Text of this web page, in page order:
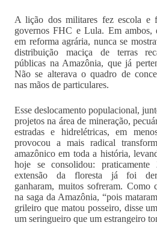
A lição dos militares fez escola e
governos FHC e Lula. Em ambos,
em reforma agrária, nunca se
distribuição maciça de terras
públicas na Amazônia, que já
Não se alterava o quadro de
nas mãos de particulares.
Esse deslocamento populacional,
projetos na área de mineração,
estradas e hidrelétricas, em
provocou a mais radical
amazônico em toda a história,
hoje se consolidou:
extensão da floresta já foi
ganharam, muitos sofreram. Como
na saga da Amazônia, “pois
grileiro que matou posseiro, disse
um seringueiro que um estrangeiro